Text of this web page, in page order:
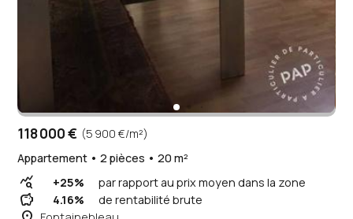
118 000 € (5 900 €/m²)
Appartement • 2 pièces • 20 m²
query_stats +25% par rapport au prix moyen dans la zone
savings 4.16% de rentabilité brute